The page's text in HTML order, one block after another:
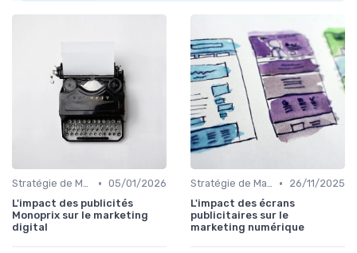
Stratégie de Marketing Digital • 05/01/2026
L'impact des publicités
Monoprix sur le marketing
digital
Stratégie de Marketing Digital •
26/11/2025
L'impact des écrans
publicitaires sur le
marketing numérique